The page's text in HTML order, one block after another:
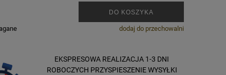
DO KOSZYKA
dodaj do przechowalni
EKSPRESOWA REALIZACJA 1-3 DNI
ROBOCZYCH PRZYSPIESZENIE WYSYŁKI